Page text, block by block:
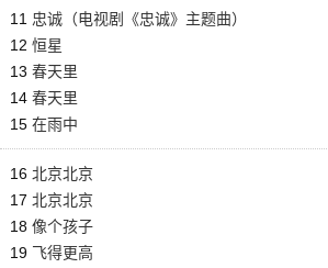
11 忠诚（电视剧《忠诚》主题曲）
12 恒星
13 春天里
14 春天里
15 在雨中
16 北京北京
17 北京北京
18 像个孩子
19 飞得更高